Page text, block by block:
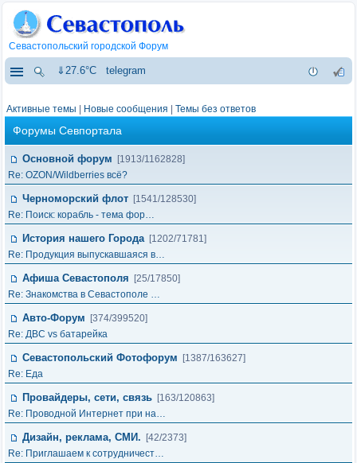
Севастопольский городской Форум
⇓27.6°C telegram
Активные темы Новые сообщения Темы без ответов
Форумы Севпортала
Основной форум
[1913/1162828]
Re: OZON/Wildberries всё?
Черноморский флот [1541/128530]
Re: Поиск: корабль - тема фор…
История нашего Города [1202/71781]
Re: Продукция выпускавшаяся в…
Афиша Севастополя
[25/17850]
Re: Знакомства в Севастополе …
Авто-Форум
[374/399520]
Re: ДВС vs батарейка
Севастопольский Фотофорум
[1387/163627]
Re: Еда
Провайдеры, сети, связь [163/120863]
Re: Проводной Интернет при на…
Дизайн, реклама, СМИ.
[42/2373]
Re: Приглашаем к сотрудничест…